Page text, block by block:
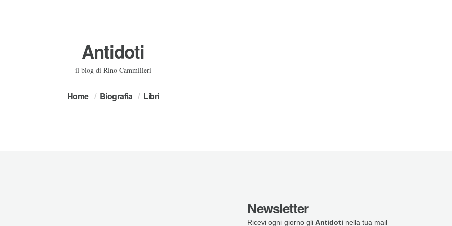
Antidoti
il blog di Rino Cammilleri
Home Biografia Libri
Newsletter
Ricevi ogni giorno gli Antidoti nella tua mail